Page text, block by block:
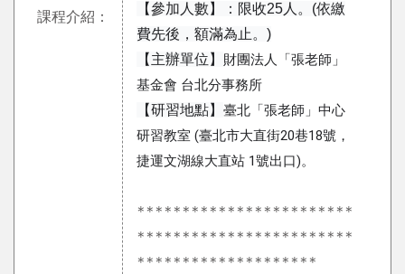
課程介紹：
【參加人數】：限收25人。(依繳
費先後，額滿為止。)
【主辦單位】 財團法人「張老師」
基金會 台北分事務所
【研習地點】 臺北「張老師」中心
研習教室 (臺北市大直街20巷18號，
捷運文湖線大直站 1號出口)。
************************
************************
********************